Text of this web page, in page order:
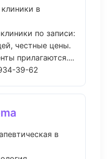
в
по записи:
честные цены.
прилагаются....
39-62
в